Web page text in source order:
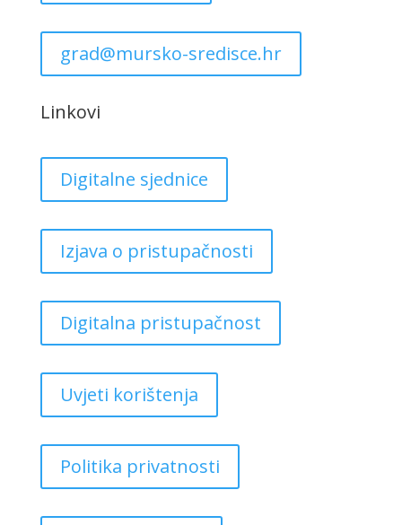
grad@mursko-sredisce.hr
Linkovi
Digitalne sjednice
Izjava o pristupačnosti
Digitalna pristupačnost
Uvjeti korištenja
Politika privatnosti